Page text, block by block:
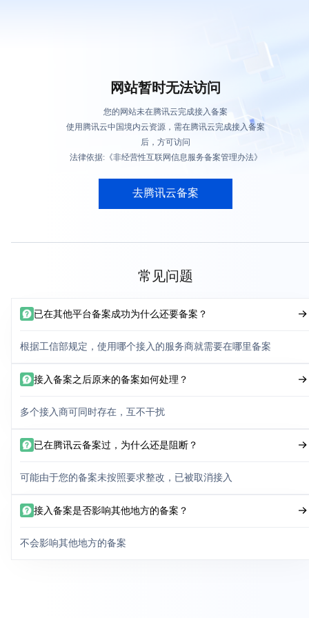
网站暂时无法访问
您的网站未在腾讯云完成接入备案
使用腾讯云中国境内云资源，需在腾讯云完成接入备案
后，方可访问
法律依据:《非经营性互联网信息服务备案管理办法》
去腾讯云备案
常见问题
已在其他平台备案成功为什么还要备案？
根据工信部规定，使用哪个接入的服务商就需要在哪里备案
接入备案之后原来的备案如何处理？
多个接入商可同时存在，互不干扰
已在腾讯云备案过，为什么还是阻断？
可能由于您的备案未按照要求整改，已被取消接入
接入备案是否影响其他地方的备案？
不会影响其他地方的备案